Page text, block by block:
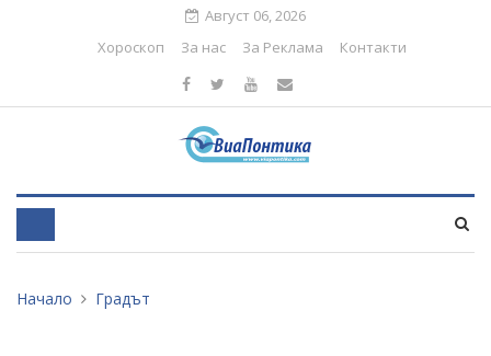
Август 06, 2026
Хороскоп
За нас За Реклама Контакти
Начало Градът